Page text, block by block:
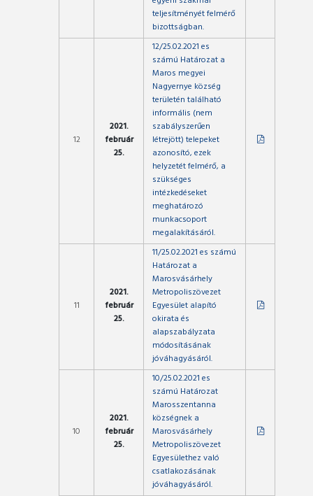
teljesítményét felmérő
bizottságban.
12
2021.
február
25.
12/25.02.2021 es
számú Határozat a
Maros megyei
Nagyernye község
területén található
informális (nem
szabályszerűen
létrejött) telepeket
azonosító, ezek
helyzetét felmérő, a
szükséges
intézkedéseket
meghatározó
munkacsoport
megalakításáról.
11
2021.
február
25.
11/25.02.2021 es számú
Határozat a
Marosvásárhely
Metropoliszövezet
Egyesület alapító
okirata és
alapszabályzata
módosításának
jóváhagyásáról.
10
2021.
február
25.
10/25.02.2021 es
számú Határozat
Marosszentanna
községnek a
Marosvásárhely
Metropoliszövezet
Egyesülethez való
csatlakozásának
jóváhagyásáról.